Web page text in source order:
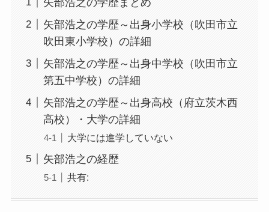
矢部浩之の学歴～出身小学校（吹田市立
吹田東小学校）の詳細
矢部浩之の学歴～出身中学校（吹田市立
第五中学校）の詳細
矢部浩之の学歴～出身高校（府立茨木西
高校）・大学の詳細
大学には進学していない
矢部浩之の経歴
共有: